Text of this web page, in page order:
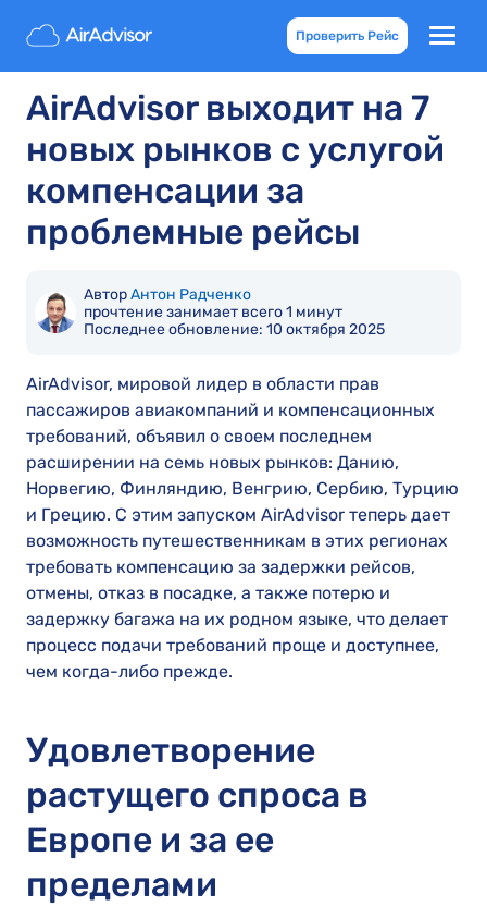
Проверить Рейс
AirAdvisor выходит на 7
новых рынков с услугой
компенсации за
проблемные рейсы
АвторАнтон Радченко
прочтение занимает всего 1 минут
Последнее обновление: 10 октября 2025
AirAdvisor, мировой лидер в области прав
пассажиров авиакомпаний и компенсационных
требований, объявил о своем последнем
расширении на семь новых рынков: Данию,
Норвегию, Финляндию, Венгрию, Сербию, Турцию
и Грецию. С этим запуском AirAdvisor теперь дает
возможность путешественникам в этих регионах
требовать компенсацию за задержки рейсов,
отмены, отказ в посадке, а также потерю и
задержку багажа на их родном языке, что делает
процесс подачи требований проще и доступнее,
чем когда-либо прежде.
Удовлетворение
растущего спроса в
Европе и за ее
пределами